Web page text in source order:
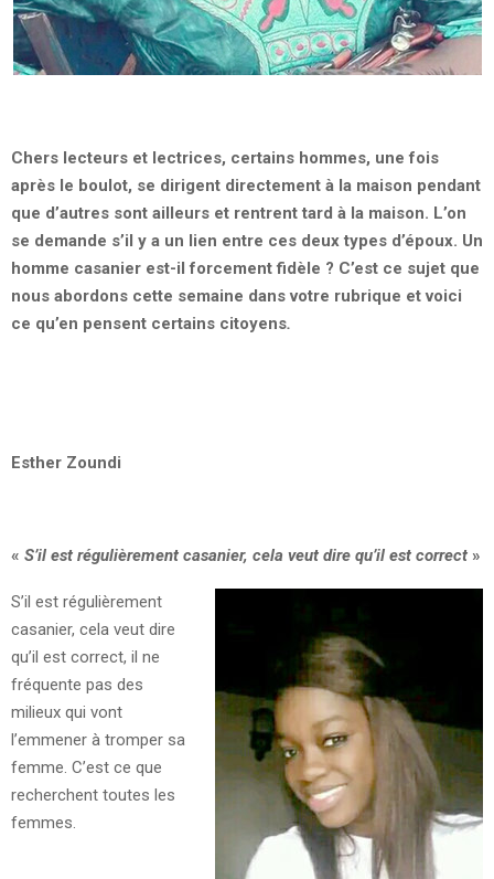
Chers lecteurs et lectrices, certains hommes, une fois
après le boulot, se dirigent directement à la maison pendant
que d’autres sont ailleurs et rentrent tard à la maison. L’on
se demande s’il y a un lien entre ces deux types d’époux. Un
homme casanier est-il forcement fidèle ? C’est ce sujet que
nous abordons cette semaine dans votre rubrique et voici
ce qu’en pensent certains citoyens.
Esther Zoundi
« S’il est régulièrement casanier, cela veut dire qu’il est correct »
S’il est régulièrement
casanier, cela veut dire
qu’il est correct, il ne
fréquente pas des
milieux qui vont
l’emmener à tromper sa
femme. C’est ce que
recherchent toutes les
femmes.